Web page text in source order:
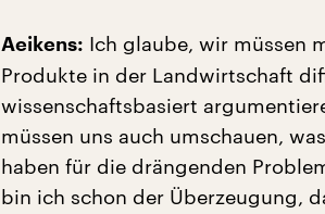
Aeikens: Ich glaube, wir müssen
Produkte in der Landwirtschaft
wissenschaftsbasiert
müssen uns auch umschauen,
haben für die drängenden
bin ich schon der Überzeugung,